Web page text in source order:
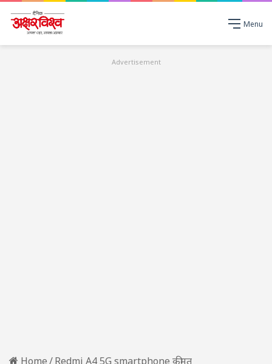
Menu
Advertisement
Home/Redmi A4 5G smartphone कीमत